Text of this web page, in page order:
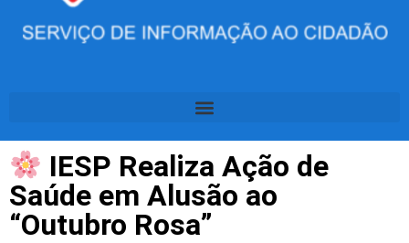
IESP Realiza Ação de
Saúde em Alusão ao
“Outubro Rosa”